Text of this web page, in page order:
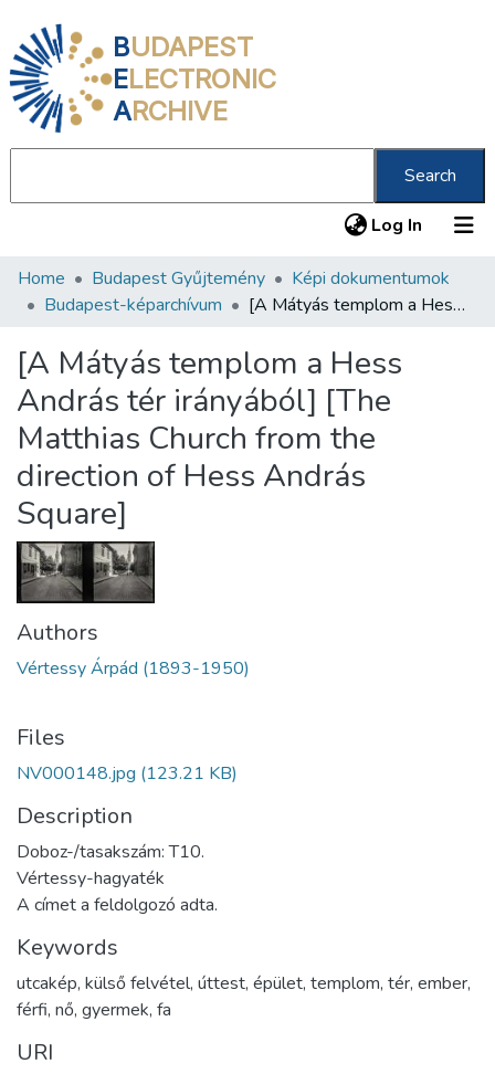
BUDAPEST
ELECTRONIC
ARCHIVE
Search
Log In (current)
Communities & Collections
Statistics
About us
Home Budapest Gyűjtemény
Képi dokumentumok
Budapest-képarchívum
[A Mátyás templom a Hess András tér irányából] [The Matthias Church from the direction of Hess András Square]
[A Mátyás templom a Hess
András tér irányából] [The
Matthias Church from the
direction of Hess András
Square]
Authors
Vértessy Árpád (1893-1950)
Files
NV000148.jpg (123.21 KB)
Description
Doboz-/tasakszám: T10.
Vértessy-hagyaték
A címet a feldolgozó adta.
Keywords
utcakép, külső felvétel, úttest, épület, templom, tér, ember,
férfi, nő, gyermek, fa
URI